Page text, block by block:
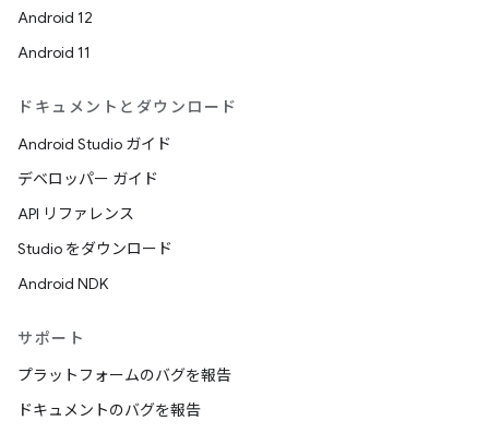
Android 12
Android 11
ドキュメントとダウンロード
Android Studio ガイド
デベロッパー ガイド
API リファレンス
Studio をダウンロード
Android NDK
サポート
プラットフォームのバグを報告
ドキュメントのバグを報告